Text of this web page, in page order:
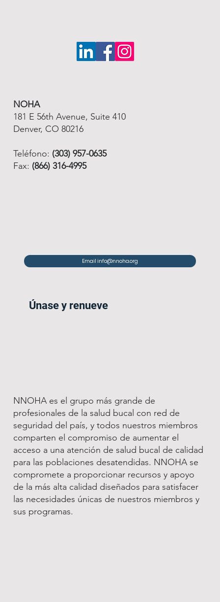
NOHA
181 E 56th Avenue, Suite 410
Denver, CO 80216
Teléfono: (303) 957-0635
Fax: (866) 316-4995
Email info@nnoha.org
Únase y renueve
NNOHA es el grupo más grande de
profesionales de la salud bucal con red de
seguridad del país, y todos nuestros miembros
comparten el compromiso de aumentar el
acceso a una atención de salud bucal de calidad
para las poblaciones desatendidas. NNOHA se
compromete a proporcionar recursos y apoyo
de la más alta calidad diseñados para satisfacer
las necesidades únicas de nuestros miembros y
sus programas.